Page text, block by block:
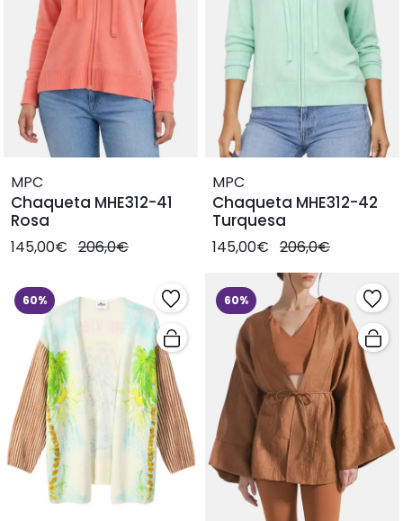
MPC
Chaqueta MHE312-41
Rosa
145,00€ 206,0€
MPC
Chaqueta MHE312-42
Turquesa
145,00€ 206,0€
60% 60%